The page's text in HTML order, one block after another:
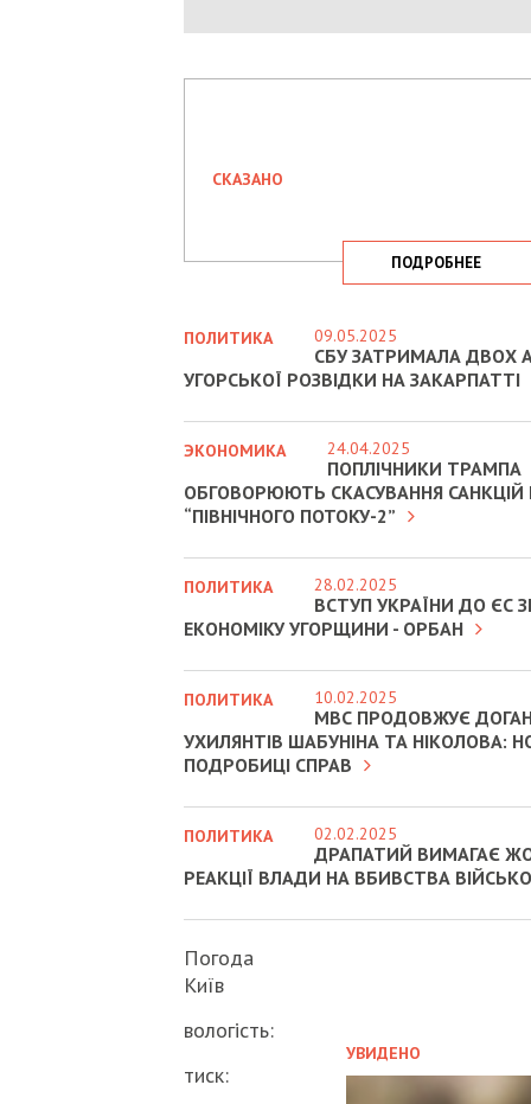
СКАЗАНО
ПОДРОБНЕЕ
УВИДЕНО
ПОЛИТИКА 09.05.2025
СБУ ЗАТРИМАЛА ДВОХ
УГОРСЬКОЇ РОЗВІДКИ НА ЗАКАРПАТТІ
ЭКОНОМИКА 24.04.2025
ПОПЛІЧНИКИ ТРАМПА
ОБГОВОРЮЮТЬ СКАСУВАННЯ САНКЦІЙ
“ПІВНІЧНОГО ПОТОКУ-2”
ПОЛИТИКА 28.02.2025
ВСТУП УКРАЇНИ ДО ЄС
ЕКОНОМІКУ УГОРЩИНИ - ОРБАН
ПОЛИТИКА 10.02.2025
МВС ПРОДОВЖУЄ
УХИЛЯНТІВ ШАБУНІНА ТА НІКОЛОВА:
ПОДРОБИЦІ СПРАВ
ПОЛИТИКА 02.02.2025
ДРАПАТИЙ ВИМАГАЄ
РЕАКЦІЇ ВЛАДИ НА ВБИВСТВА
Погода
Київ
вологість:
тиск: